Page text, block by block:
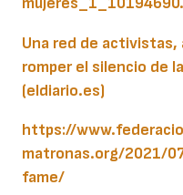
Una red de activistas,
romper el silencio de
(eldiario.es)
https://
matronas.org/2021/
fame/